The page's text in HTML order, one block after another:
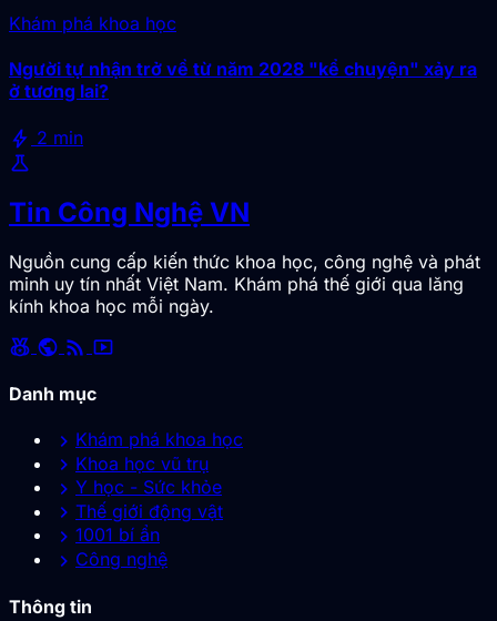
Khám phá khoa học
Người tự nhận trở về từ năm 2028 "kể chuyện" xảy ra
ở tương lai?
bolt 2 min
science
Tin Công Nghệ VN
Nguồn cung cấp kiến thức khoa học, công nghệ và phát
minh uy tín nhất Việt Nam. Khám phá thế giới qua lăng
kính khoa học mỗi ngày.
social_leaderboard public rss_feed smart_display
Danh mục
chevron_right Khám phá khoa học
chevron_right Khoa học vũ trụ
chevron_right Y học - Sức khỏe
chevron_right Thế giới động vật
chevron_right 1001 bí ẩn
chevron_right Công nghệ
Thông tin